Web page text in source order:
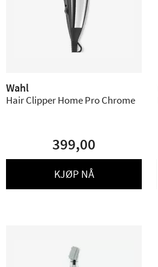
Wahl
Hair Clipper Home Pro Chrome
399,00
KJØP NÅ